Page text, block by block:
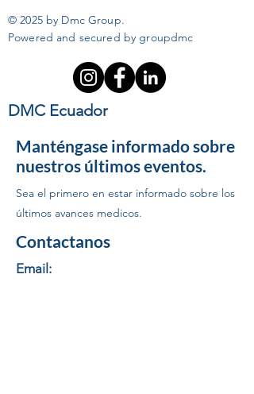
© 2025 by Dmc Group.
Powered and secured by groupdmc
DMC Ecuador
Manténgase informado sobre
nuestros últimos eventos.
Sea el primero en estar informado sobre los
últimos avances medicos.
Contactanos
Email: